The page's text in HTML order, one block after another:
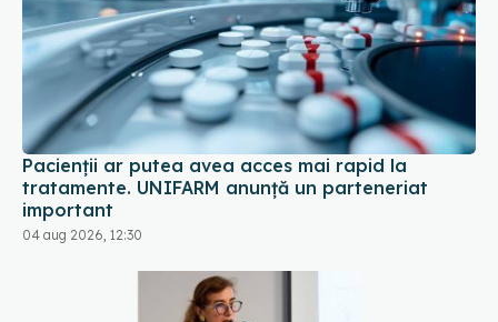
Pacienții ar putea avea acces mai rapid la
tratamente. UNIFARM anunță un parteneriat
important
04 aug 2026, 12:30